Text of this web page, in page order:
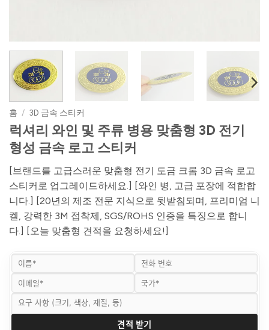
홈 / 3D 금속 스티커
럭셔리 와인 및 주류 병용 맞춤형 3D 전기
형성 금속 로고 스티커
[브랜드를 고급스러운 맞춤형 전기 도금 크롬 3D 금속 로고
스티커로 업그레이드하세요.] [와인 병, 고급 포장에 적합합
니다.] [20년의 제조 전문 지식으로 뒷받침되며, 프리미엄 니
켈, 강력한 3M 접착제, SGS/ROHS 인증을 특징으로 합니
다.] [오늘 맞춤형 견적을 요청하세요!]